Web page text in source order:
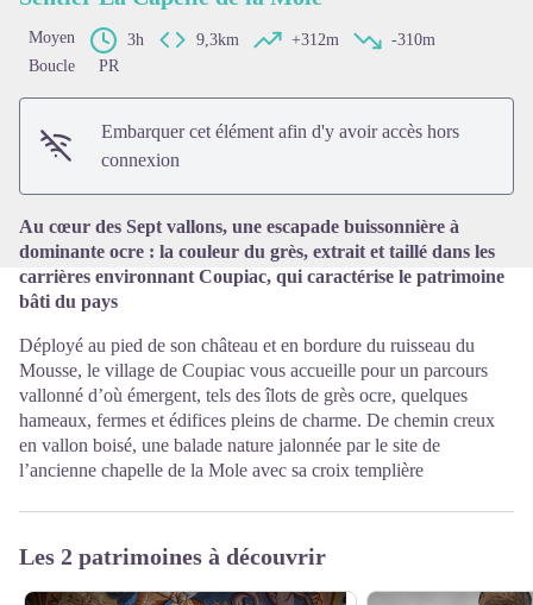
Moyen 3h 9,3km +312m
-310m
Boucle
PR
Embarquer cet élément afin d'y avoir accès hors
connexion
Au cœur des Sept vallons, une escapade buissonnière à
dominante ocre : la couleur du grès, extrait et taillé dans les
carrières environnant Coupiac, qui caractérise le patrimoine
bâti du pays
Déployé au pied de son château et en bordure du ruisseau du
Mousse, le village de Coupiac vous accueille pour un parcours
vallonné d’où émergent, tels des îlots de grès ocre, quelques
hameaux, fermes et édifices pleins de charme. De chemin creux
en vallon boisé, une balade nature jalonnée par le site de
l’ancienne chapelle de la Mole avec sa croix templière
Les 2 patrimoines à découvrir